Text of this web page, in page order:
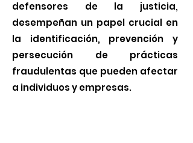
defensores de la justicia,
desempeñan un papel crucial en
la identificación, prevención y
persecución de prácticas
fraudulentas que pueden afectar
a individuos y empresas.